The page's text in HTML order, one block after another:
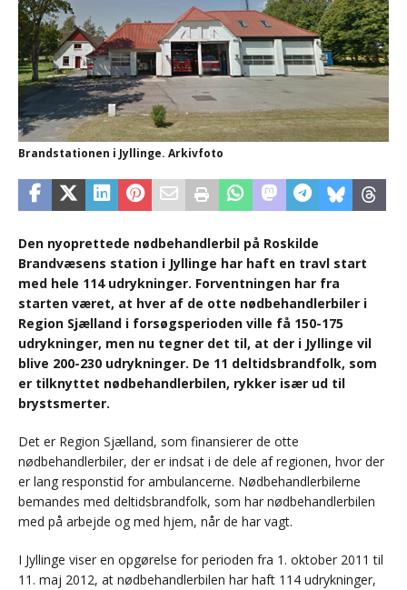
Brandstationen i Jyllinge. Arkivfoto
Den nyoprettede nødbehandlerbil på Roskilde
Brandvæsens station i Jyllinge har haft en travl start
med hele 114 udrykninger. Forventningen har fra
starten været, at hver af de otte nødbehandlerbiler i
Region Sjælland i forsøgsperioden ville få 150-175
udrykninger, men nu tegner det til, at der i Jyllinge vil
blive 200-230 udrykninger. De 11 deltidsbrandfolk, som
er tilknyttet nødbehandlerbilen, rykker især ud til
brystsmerter.
Det er Region Sjælland, som finansierer de otte
nødbehandlerbiler, der er indsat i de dele af regionen, hvor der
er lang responstid for ambulancerne. Nødbehandlerbilerne
bemandes med deltidsbrandfolk, som har nødbehandlerbilen
med på arbejde og med hjem, når de har vagt.
I Jyllinge viser en opgørelse for perioden fra 1. oktober 2011 til
11. maj 2012, at nødbehandlerbilen har haft 114 udrykninger,